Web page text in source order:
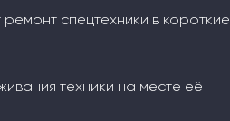
спецтехники в короткие
техники на месте её